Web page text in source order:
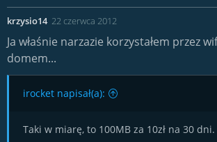
krzysio14 22 czerwca 2012
Ja właśnie narzazie korzystałem przez
domem...
irocket napisał(a):
Taki w miarę, to 100MB za 10zł na 30 dni.